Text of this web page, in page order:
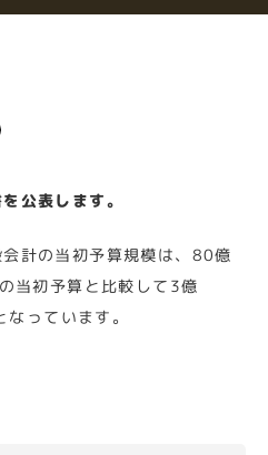
公表します。
計の当初予算規模は、80億
当初予算と比較して3億
っています。